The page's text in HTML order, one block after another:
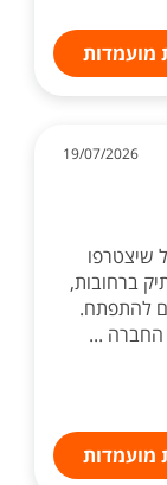
מועמדות
19/07/2026
שיצטרפו
ברחובות,
להתפתח.
החברה ...
מועמדות